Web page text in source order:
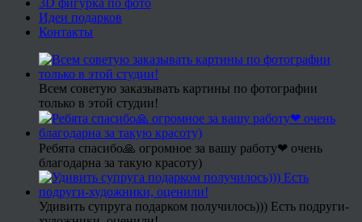
Идеи подарков
Контакты
Всем советую заказывать картины по фотографии
только в этой студии!
Ребята спасибо🙏 огромное за вашу работу❤ очень
благодарна за такую красоту)
Удивить супруга подарком получилось))) Есть подруги-